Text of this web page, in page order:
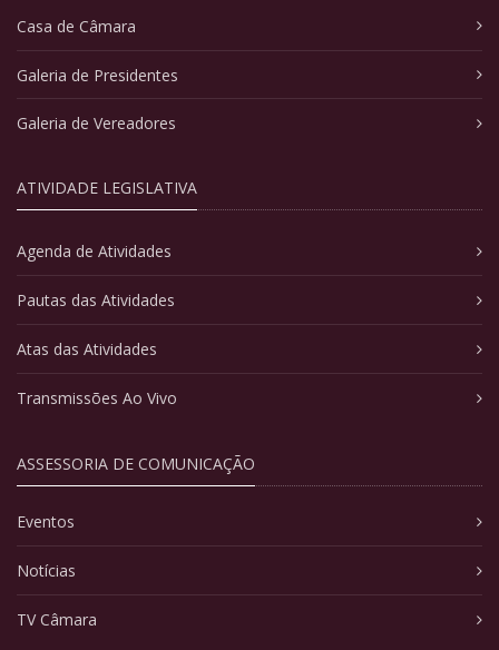
Casa de Câmara
Galeria de Presidentes
Galeria de Vereadores
ATIVIDADE LEGISLATIVA
Agenda de Atividades
Pautas das Atividades
Atas das Atividades
Transmissões Ao Vivo
ASSESSORIA DE COMUNICAÇÃO
Eventos
Notícias
TV Câmara